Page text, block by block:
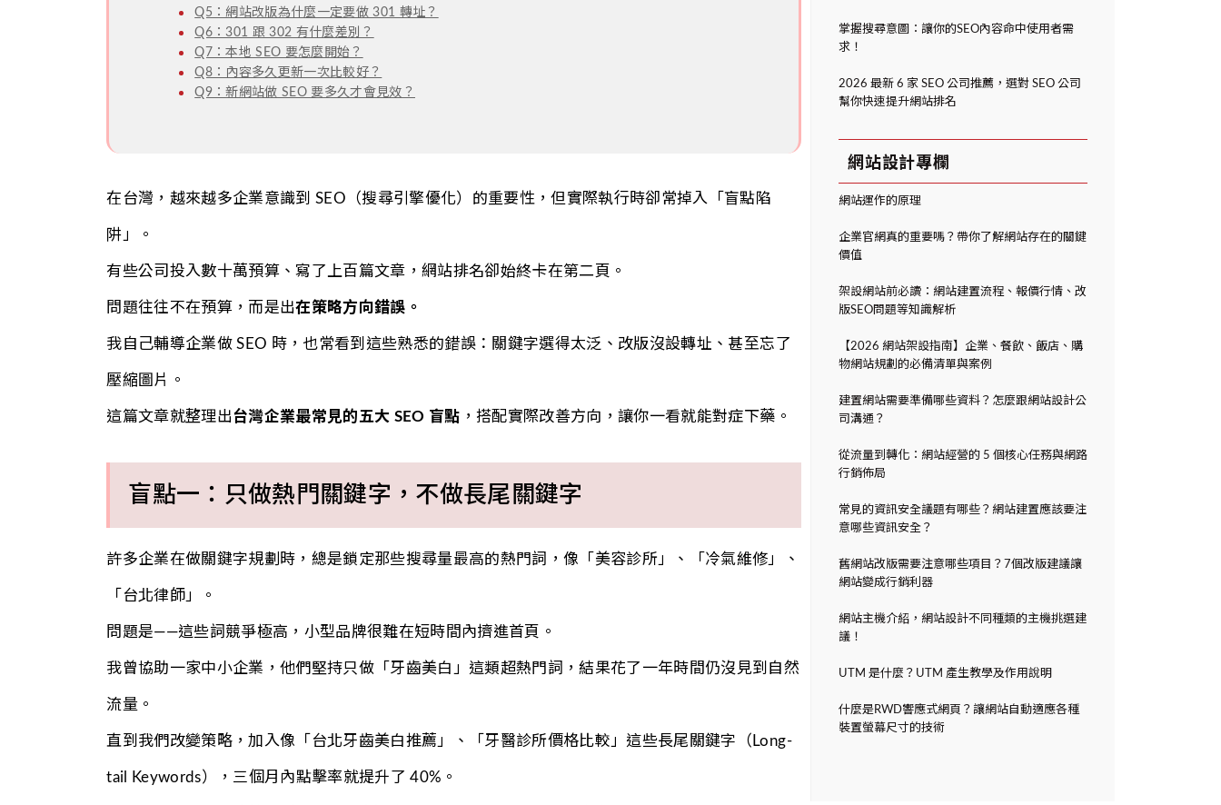
Q5：網站改版為什麼一定要做 301 轉址？
Q6：301 跟 302 有什麼差別？
Q7：本地 SEO 要怎麼開始？
Q8：內容多久更新一次比較好？
Q9：新網站做 SEO 要多久才會見效？
在台灣，越來越多企業意識到 SEO（搜尋引擎優化）的重要性，但實際執行時卻常掉入「盲點陷
阱」。
有些公司投入數十萬預算、寫了上百篇文章，網站排名卻始終卡在第二頁。
問題往往不在預算，而是出在策略方向錯誤。
我自己輔導企業做 SEO 時，也常看到這些熟悉的錯誤：關鍵字選得太泛、改版沒設轉址、甚至忘了
壓縮圖片。
這篇文章就整理出台灣企業最常見的五大 SEO 盲點 ，搭配實際改善方向，讓你一看就能對症下藥。
盲點一：只做熱門關鍵字，不做長尾關鍵字
許多企業在做關鍵字規劃時，總是鎖定那些搜尋量最高的熱門詞，像「美容診所」、「冷氣維修」、
「台北律師」。
問題是——這些詞競爭極高，小型品牌很難在短時間內擠進首頁。
我曾協助一家中小企業，他們堅持只做「牙齒美白」這類超熱門詞，結果花了一年時間仍沒見到自然
流量。
直到我們改變策略，加入像「台北牙齒美白推薦」、「牙醫診所價格比較」這些長尾關鍵字（Long-
tail Keywords），三個月內點擊率就提升了 40%。
掌握搜尋意圖：讓你的SEO內容命中使用者需
求！
2026 最新 6 家 SEO 公司推薦，選對 SEO 公司
幫你快速提升網站排名
網站設計專欄
網站運作的原理
企業官網真的重要嗎？帶你了解網站存在的關鍵
價值
架設網站前必讀：網站建置流程、報價行情、改
版SEO問題等知識解析
【2026 網站架設指南】企業、餐飲、飯店、購
物網站規劃的必備清單與案例
建置網站需要準備哪些資料？怎麼跟網站設計公
司溝通？
從流量到轉化：網站經營的 5 個核心任務與網路
行銷佈局
常見的資訊安全議題有哪些？網站建置應該要注
意哪些資訊安全？
舊網站改版需要注意哪些項目？7個改版建議讓
網站變成行銷利器
網站主機介紹，網站設計不同種類的主機挑選建
議！
UTM 是什麼？UTM 產生教學及作用說明
什麼是RWD響應式網頁？讓網站自動適應各種
裝置螢幕尺寸的技術